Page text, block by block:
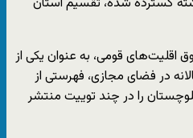
اقلیت‌های قومی، به عنوان یکی از
در فضای مجازی، فهرستی از
را در چند توییت منتشر